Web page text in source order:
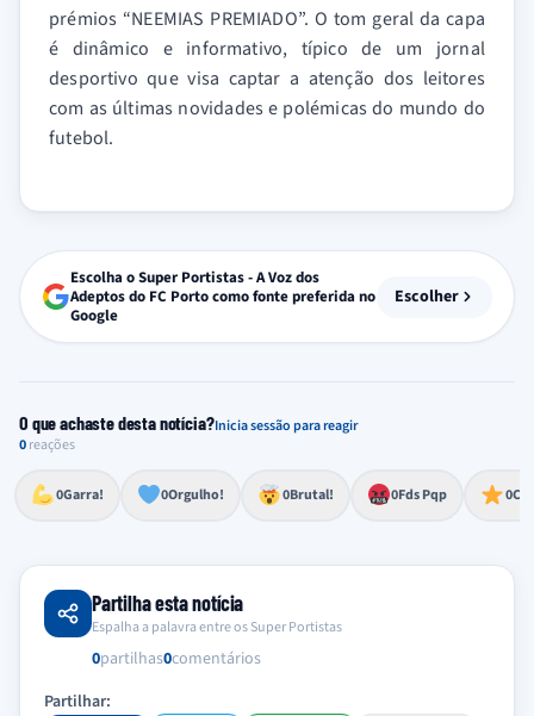
prémios “NEEMIAS PREMIADO”. O tom geral da capa
é dinâmico e informativo, típico de um jornal
desportivo que visa captar a atenção dos leitores
com as últimas novidades e polémicas do mundo do
futebol.
Escolha o Super Portistas - A Voz dos
Adeptos do FC Porto como fonte preferida no
Google
Escolher
O que achaste desta notícia?Inicia sessão para reagir
0reações
0Garra!
Esforço, determinação, aprovação forte
0Orgulho!
Lealdade, amor clubístico, sentimento profundo
0Brutal!
Impressionante, chocante, de grande impacto 0Fds Pqp
Reação de desespero, raiva, frustração ou espanto extremo 0
Excelência, destaque, o melhor
Partilha esta notícia
Espalha a palavra entre os Super Portistas
0partilhas0comentários
Partilhar: